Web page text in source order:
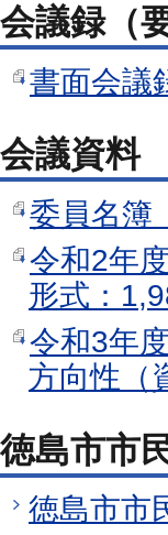
会議録（
書面会議
会議資料
委員名簿
令和2年
形式：
令和3年
方向性（
徳島市市
徳島市市